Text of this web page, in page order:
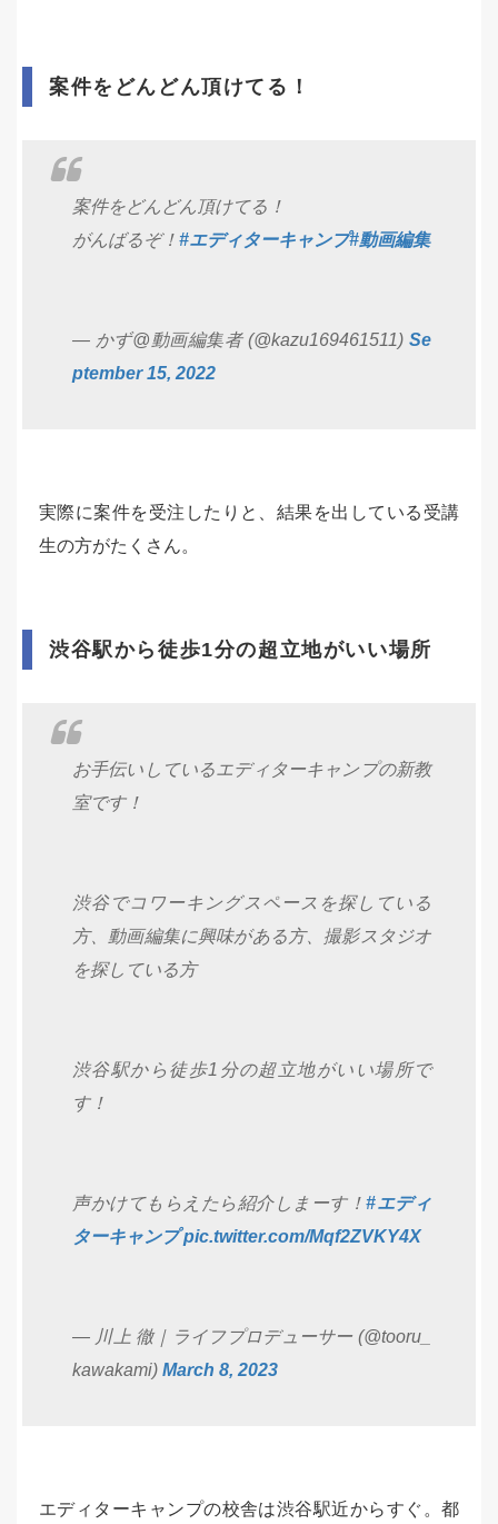
案件をどんどん頂けてる！
案件をどんどん頂けてる！
がんばるぞ！ #エディターキャンプ#動画編集
— かず@動画編集者 (@kazu169461511) Se
ptember 15, 2022
実際に案件を受注したりと、結果を出している受講
生の方がたくさん。
渋谷駅から徒歩1分の超立地がいい場所
お手伝いしているエディターキャンプの新教
室です！
渋谷でコワーキングスペースを探している
方、動画編集に興味がある方、撮影スタジオ
を探している方
渋谷駅から徒歩1分の超立地がいい場所で
す！
声かけてもらえたら紹介しまーす！#エディ
ターキャンプ pic.twitter.com/Mqf2ZVKY4X
— 川上 徹｜ライフプロデューサー (@tooru_
kawakami) March 8, 2023
エディターキャンプの校舎は渋谷駅近からすぐ。都